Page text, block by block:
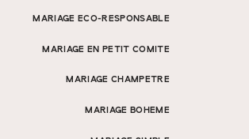
MARIAGE ECO-RESPONSABLE
MARIAGE EN PETIT COMITE
MARIAGE CHAMPETRE
MARIAGE BOHEME